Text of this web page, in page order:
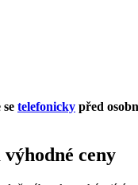
telefonicky před
ceny